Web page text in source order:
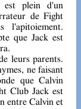
est plein d'un
de Fight
que Jack est
leurs parents.
ne faisant
que Calvin
Club Jack est
entre Calvin et